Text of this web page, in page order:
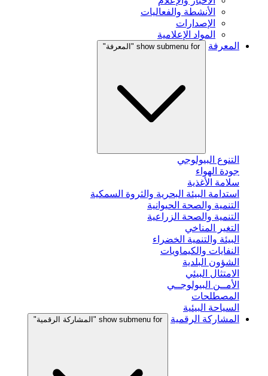
الأنشطة والفعاليات
الإصدارات
المواد الإعلامية
المعرفة
show submenu for "المعرفة"
التنوع البيولوجي
جودة الهواء
سلامة الأغذية
استدامة البيئة البحرية والثروة السمكية
التنمية والصحة الحيوانية
التنمية والصحة الزراعية
التغير المناخي
البيئة والتنمية الخضراء
النفايات والكيماويات
الشؤون البلدية
الامتثال البيئي
الأمــن البيولوجــي
المصطلحات
السياحة البيئية
المشاركة الرقمية
show submenu for "المشاركة الرقمية"